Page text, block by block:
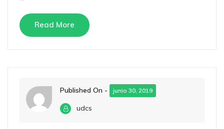
Read More
Published On - junio 30, 2019
udcs